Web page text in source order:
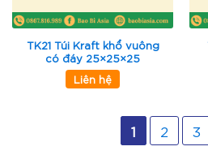
TK21 Túi Kraft khổ vuông
có đáy 25×25×25
Liên hệ
1 2 3